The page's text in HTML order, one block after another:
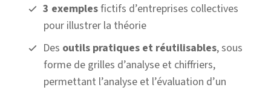
3 exemplesfictifs d’entreprises collectives
pour illustrer la théorie
Des outils pratiques et réutilisables, sous
forme de grilles d’analyse et chiffriers,
permettant l’analyse et l’évaluation d’un